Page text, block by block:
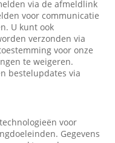
via de afmeldlink
voor communicatie
U kunt ook
verzonden via
voor onze
te weigeren.
bestelupdates via
voor
Gegevens